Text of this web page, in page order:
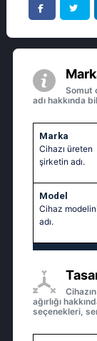
Somut
adı hakkında
Marka
Cihazı üreten
şirketin adı.
Model
Cihaz
adı.
ağırlığı
seçenekleri,